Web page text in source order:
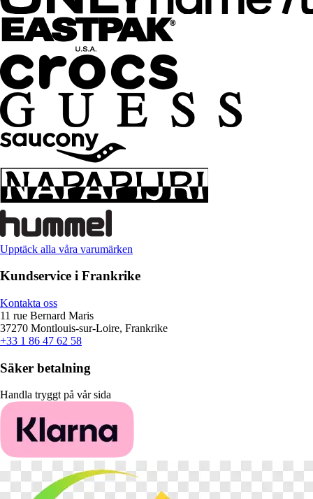
Upptäck alla våra varumärken
Kundservice i Frankrike
Kontakta oss
11 rue Bernard Maris
37270 Montlouis-sur-Loire, Frankrike
+33 1 86 47 62 58
Säker betalning
Handla tryggt på vår sida